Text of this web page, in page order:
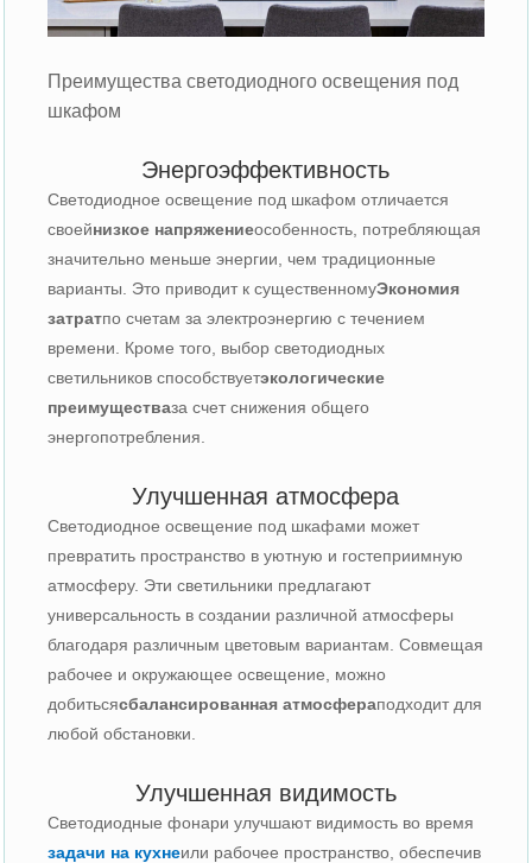
Преимущества светодиодного освещения под
шкафом
Энергоэффективность
Светодиодное освещение под шкафом отличается
своейнизкое напряжениеособенность, потребляющая
значительно меньше энергии, чем традиционные
варианты. Это приводит к существенномуЭкономия
затратпо счетам за электроэнергию с течением
времени. Кроме того, выбор светодиодных
светильников способствуетэкологические
преимуществаза счет снижения общего
энергопотребления.
Улучшенная атмосфера
Светодиодное освещение под шкафами может
превратить пространство в уютную и гостеприимную
атмосферу. Эти светильники предлагают
универсальность в создании различной атмосферы
благодаря различным цветовым вариантам. Совмещая
рабочее и окружающее освещение, можно
добитьсясбалансированная атмосфераподходит для
любой обстановки.
Улучшенная видимость
Светодиодные фонари улучшают видимость во время
задачи на кухнеили рабочее пространство, обеспечив